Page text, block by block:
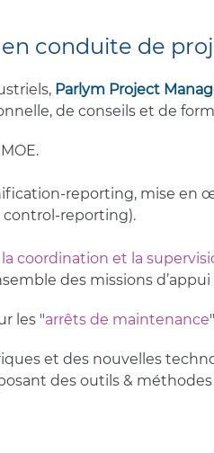
conduite de
Parlym Project
de conseils et de
reporting, mise en
control-reporting).
coordination et la
des missions
les "arrêts de maintenance
et des nouvelles
des outils &